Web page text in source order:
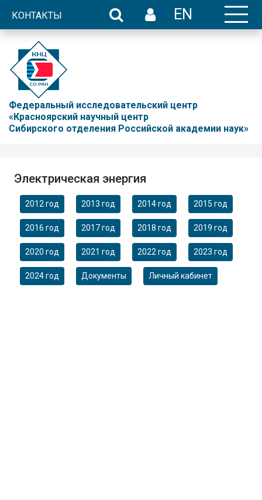
КОНТАКТЫ EN
Федеральный исследовательский центр
«Красноярский научный центр
Сибирского отделения Российской академии наук»
Электрическая энергия
2012 год 2013 год 2014 год 2015 год
2016 год 2017 год 2018 год 2019 год
2020 год 2021 год 2022 год 2023 год
2024 год Документы Личный кабинет